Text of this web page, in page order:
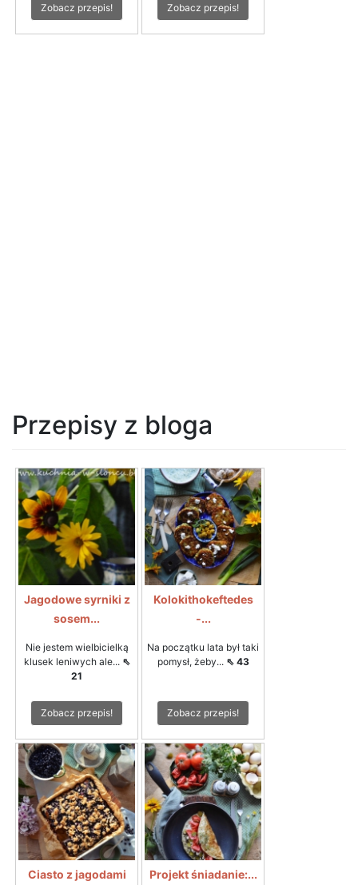
Zobacz przepis! Zobacz przepis!
Przepisy z bloga
Jagodowe syrniki z
sosem...
Nie jestem wielbicielką
klusek leniwych ale... ⇖
21
Zobacz przepis!
Kolokithokeftedes
-...
Na początku lata był taki
pomysł, żeby... ⇖ 43
Zobacz przepis!
Ciasto z jagodami
Projekt śniadanie:...